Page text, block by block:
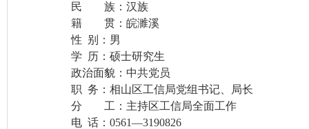
民 族：汉族
籍 贯：皖濉溪
性 别：男
学 历：硕士研究生
政治面貌：中共党员
职 务：相山区工信局党组书记、局长
分 工：主持区工信局全面工作
电 话：0561—3190826